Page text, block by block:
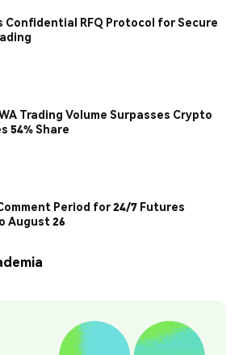
Confidential RFQ Protocol for Secure
Trading Volume Surpasses Crypto
54% Share
Period for 24/7 Futures
August 26